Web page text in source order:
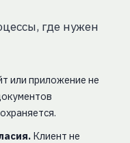
где нужен
или приложение не
Клиент не